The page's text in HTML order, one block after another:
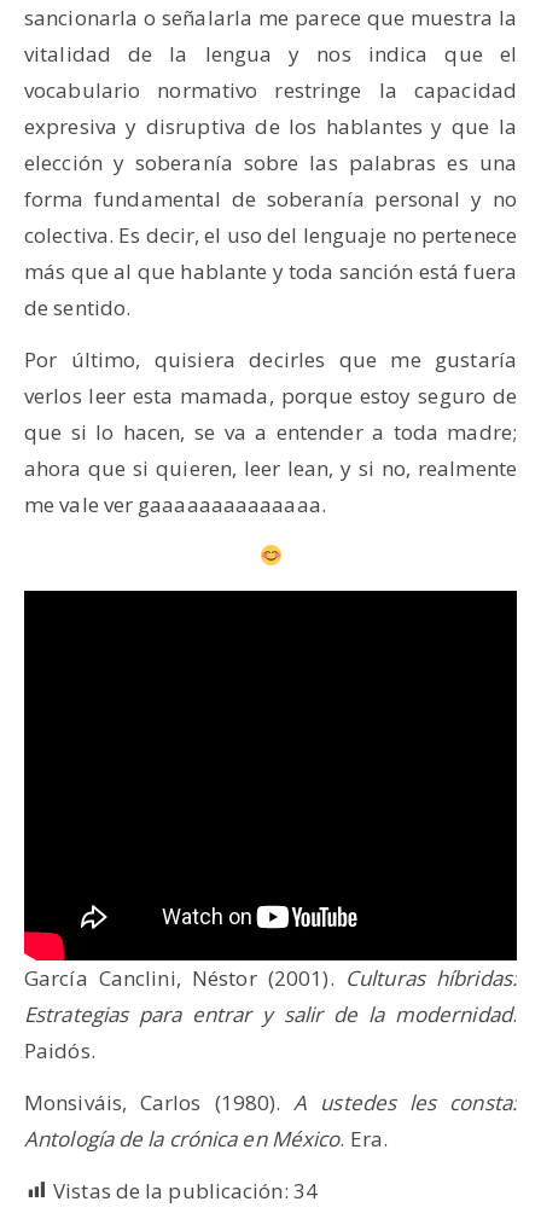
sancionarla o señalarla me parece que muestra la
vitalidad de la lengua y nos indica que el
vocabulario normativo restringe la capacidad
expresiva y disruptiva de los hablantes y que la
elección y soberanía sobre las palabras es una
forma fundamental de soberanía personal y no
colectiva. Es decir, el uso del lenguaje no pertenece
más que al que hablante y toda sanción está fuera
de sentido.
Por último, quisiera decirles que me gustaría
verlos leer esta mamada, porque estoy seguro de
que si lo hacen, se va a entender a toda madre;
ahora que si quieren, leer lean, y si no, realmente
me vale ver gaaaaaaaaaaaaaa.
García Canclini, Néstor (2001). Culturas híbridas:
Estrategias para entrar y salir de la modernidad.
Paidós.
Monsiváis, Carlos (1980).A ustedes les consta:
Antología de la crónica en México. Era.
Vistas de la publicación: 34